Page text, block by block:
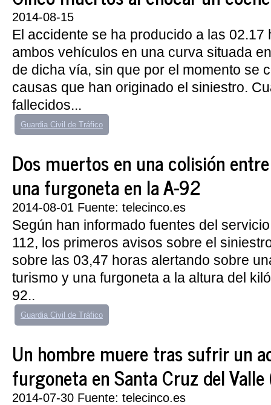
2014-08-15
El accidente se ha producido a las 02.17
ambos vehículos en una curva situada
de dicha vía, sin que por el momento se
causas que han originado el siniestro.
fallecidos...
Guardia Civil de Tráfico
Dos muertos en una colisión
una furgoneta en la A-92
2014-08-01 Fuente: telecinco.es
Según han informado fuentes del
112, los primeros avisos sobre el
sobre las 03,47 horas alertando sobre
turismo y una furgoneta a la altura del
92..
Guardia Civil de Tráfico
Un hombre muere tras sufrir un
furgoneta en Santa Cruz del Valle
2014-07-30 Fuente: telecinco.es